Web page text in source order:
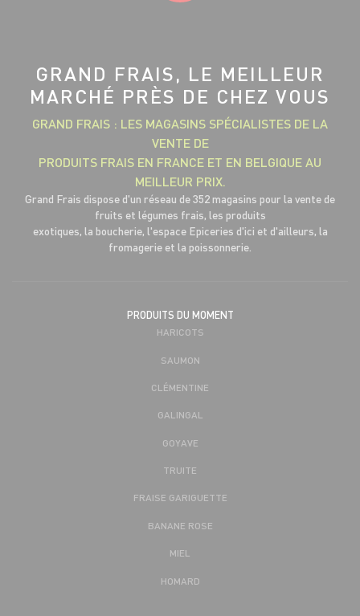
GRAND FRAIS, LE MEILLEUR
MARCHÉ PRÈS DE CHEZ VOUS
GRAND FRAIS : LES MAGASINS SPÉCIALISTES DE LA
VENTE DE
PRODUITS FRAIS EN FRANCE ET EN BELGIQUE AU
MEILLEUR PRIX.
Grand Frais dispose d'un réseau de 352 magasins pour la vente de
fruits et légumes frais, les produits
exotiques, la boucherie, l'espace Epiceries d'ici et d'ailleurs, la
fromagerie et la poissonnerie.
PRODUITS DU MOMENT
HARICOTS
SAUMON
CLÉMENTINE
GALINGAL
GOYAVE
TRUITE
FRAISE GARIGUETTE
BANANE ROSE
MIEL
HOMARD